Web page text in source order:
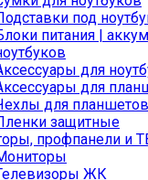
под
питания |
для
для
для планшетов
защитные
профпанели и
ЖК